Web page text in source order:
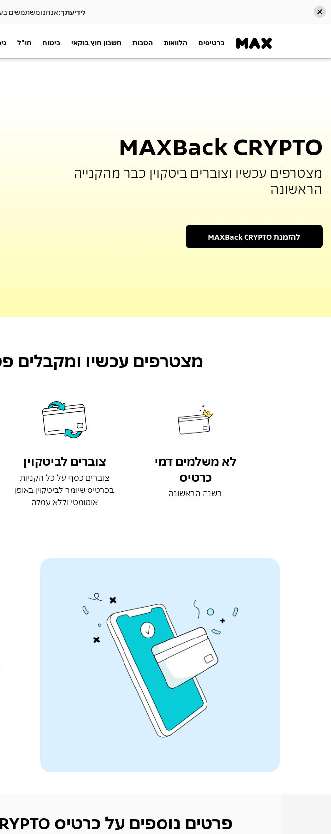
לידיעתך:אנחנו משתמשים
כרטיסים הלוואות הטבות חשבון חוץ בנקאי ביטוח חו"ל
MAXBack CRYPTO
מצטרפים עכשיו וצוברים ביטקוין כבר מהקנייה
הראשונה
להזמנת MAXBack CRYPTO
מצטרפים עכשיו ומקבלים
לא משלמים דמי
כרטיס
בשנה הראשונה
צוברים לביטקוין
צוברים כסף על כל הקניות
בכרטיס שיומר לביטקוין באופן
אוטומטי וללא עמלה
פרטים נוספים על כרטיס MAXBack CRYPTO